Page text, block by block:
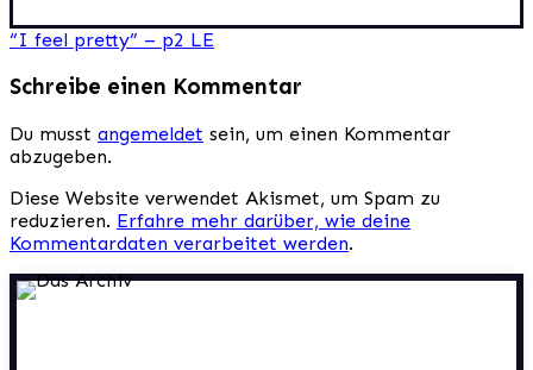
Beitragsnavigation
“I feel pretty” – p2 LE
Schreibe einen Kommentar
Du musst angemeldet sein, um einen Kommentar
abzugeben.
Diese Website verwendet Akismet, um Spam zu
reduzieren. Erfahre mehr darüber, wie deine
Kommentardaten verarbeitet werden.